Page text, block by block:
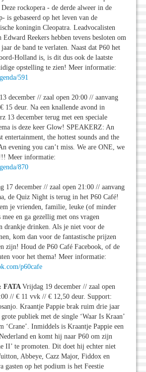
rockopera - de derde alweer in de
is gebaseerd op het leven van de
koningin Cleopatra. Leadvocalisten
Reekers hebben tevens besloten om
de band te verlaten. Naast dat P60 het
Holland is, is dit dus ook de laatste
opstelling te zien! Meer informatie:
591
december // zaal open 20:00 // aanvang
15 deur. Na een knallende avond in
13 december terug met een speciale
is deze keer Glow! SPEAKERZ: An
entertainment, the hottest sounds and the
evening you can’t miss. We are ONE, we
Meer informatie:
870
17 december // zaal open 21:00 // aanvang
de Quiz Night is terug in het P60 Café!
je vrienden, familie, leuke (of minder
mee en ga gezellig met ons vragen
drankje drinken. Als je niet voor de
kom dan voor de fantastische prijzen
zijn! Houd de P60 Café Facebook, of de
voor het thema! Meer informatie:
p60cafe
FATA Vrijdag 19 december // zaal open
// € 11 vvk // € 12,50 deur. Support:
Kraantje Pappie brak ruim drie jaar
publiek met de single ‘Waar Is Kraan’
‘Crane’. Inmiddels is Kraantje Pappie een
en komt hij naar P60 om zijn
II’ te promoten. Dit doet hij echter niet
Abbeye, Cazz Major, Fiddox en
gasten op het podium is het Feestie